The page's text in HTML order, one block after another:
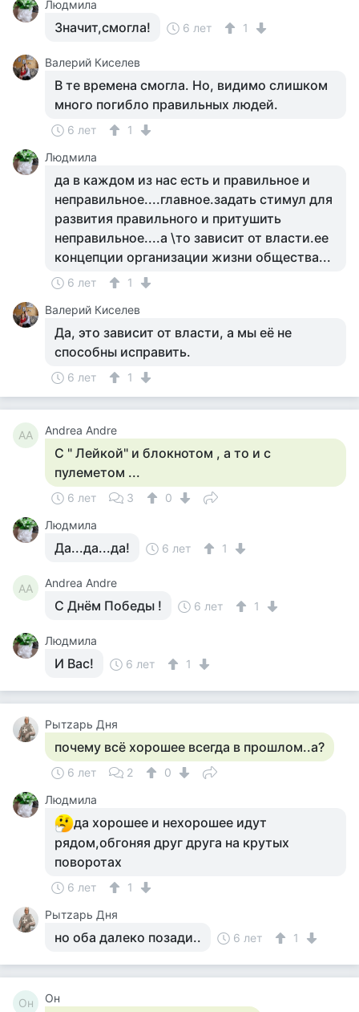
Людмила
Значит,смогла! 6 лет 1
Валерий Киселев
В те времена смогла. Но, видимо слишком
много погибло правильных людей.
6 лет
1
Людмила
да в каждом из нас есть и правильное и
неправильное....главное.задать стимул для
развития правильного и притушить
неправильное....а \то зависит от власти.ее
концепции организации жизни общества...
6 лет
1
Валерий Киселев
Да, это зависит от власти, а мы её не
способны исправить.
6 лет 1
AA Andrea Andre
С " Лейкой" и блокнотом , а то и с
пулеметом ...
6 лет 3
0
Людмила
Да...да...да! 6 лет 1
AA Andrea Andre
С Днём Победы ! 6 лет 1
Людмила
И Вас! 6 лет 1
Рытzарь Дня
почему всё хорошее всегда в прошлом..а?
6 лет 2
0
Людмила
да хорошее и нехорошее идут
рядом,обгоняя друг друга на крутых
поворотах
6 лет
1
Рытzарь Дня
но оба далеко позади.. 6 лет 1
Он Он